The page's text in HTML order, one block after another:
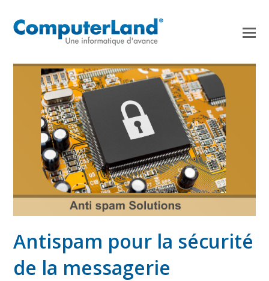
Antispam pour la sécurité
de la messagerie